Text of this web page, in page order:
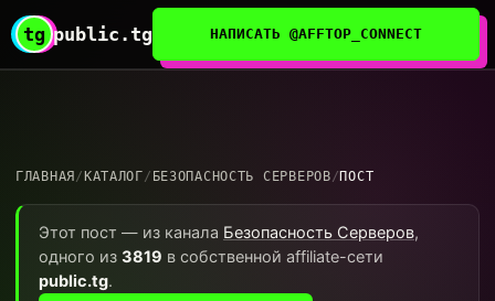
tg public.tg НАПИСАТЬ @AFFTOP_CONNECT
ГЛАВНАЯ / КАТАЛОГ/ БЕЗОПАСНОСТЬ СЕРВЕРОВ/ ПОСТ
Этот пост — из канала Безопасность Серверов,
одного из 3819 в собственной affiliate-сети
public.tg.